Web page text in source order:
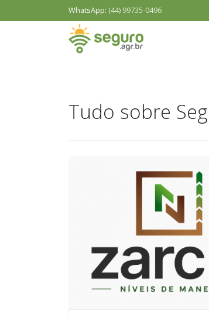
WhatsApp: (44) 99735-0496
Tudo sobre